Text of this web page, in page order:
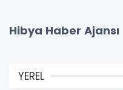
Hibya Haber Ajansı
YEREL